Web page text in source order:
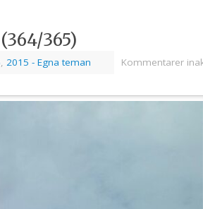
365)
, 2015 - Egna teman Kommentarer